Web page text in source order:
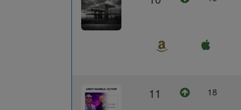
11 18